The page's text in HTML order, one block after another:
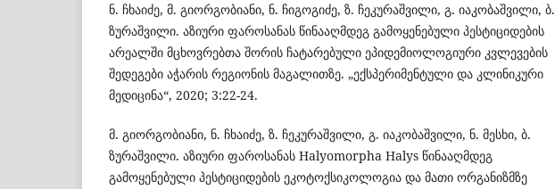
ნ. ჩხაიძე, მ. გიორგობიანი, ნ. ჩიგოგიძე, ზ. ჩეკურაშვილი, გ. იაკობაშვილი, ბ.
ზურაშვილი. აზიური ფაროსანას წინააღმდეგ გამოყენებული პესტიციდების
არეალში მცხოვრებთა შორის ჩატარებული ეპიდემიოლოგიური კვლევების
შედეგები აჭარის რეგიონის მაგალითზე. „ექსპერიმენტული და კლინიკური
მედიცინა“, 2020; 3:22-24.
მ. გიორგობიანი, ნ. ჩხაიძე, ზ. ჩეკურაშვილი, გ. იაკობაშვილი, ნ. მესხი, ბ.
ზურაშვილი. აზიური ფაროსანას Halyomorpha Halys წინააღმდეგ
გამოყენებული პესტიციდების ეკოტოქსიკოლოგია და მათი ორგანიზმზე